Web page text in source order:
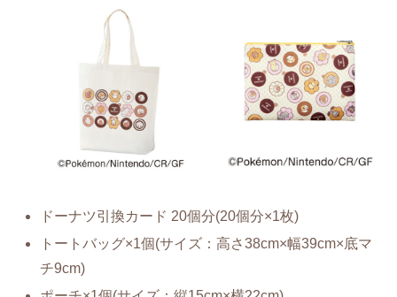
ドーナツ引換カード 20個分(20個分×1枚)
トートバッグ×1個(サイズ：高さ38cm×幅39cm×底マ
チ9cm)